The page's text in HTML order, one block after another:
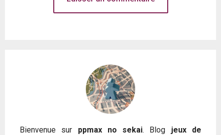
Bienvenue sur ppmax no sekai. Blog jeux de